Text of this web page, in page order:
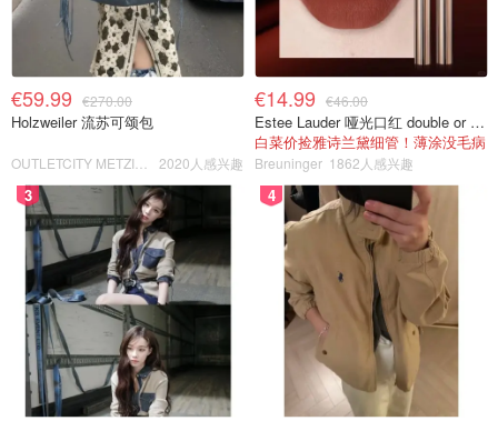
€59.99 €270.00
Holzweiler 流苏可颂包
2020人感兴趣
€14.99 €46.00
Estee Lauder 哑光口红 double or nothing色号
白菜价捡雅诗兰黛细管！薄涂没毛病
Breuninger 1862人感兴趣
3 4